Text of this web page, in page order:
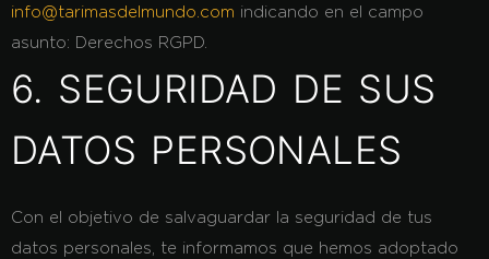
info@tarimasdelmundo.com indicando en el campo
asunto: Derechos RGPD.
6. SEGURIDAD DE SUS
DATOS PERSONALES
Con el objetivo de salvaguardar la seguridad de tus
datos personales, te informamos que hemos adoptado